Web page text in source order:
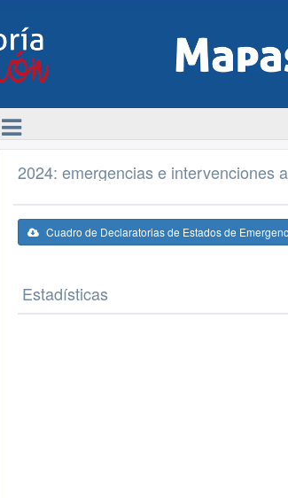
2024: emergencias e intervenciones
Cuadro de Declaratorias de Estados de
Estadísticas